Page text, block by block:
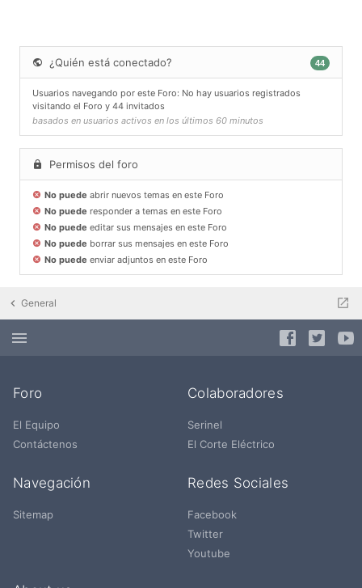
¿Quién está conectado? 44
Usuarios navegando por este Foro: No hay usuarios registrados
visitando el Foro y 44 invitados
basados en usuarios activos en los últimos 60 minutos
Permisos del foro
No puede abrir nuevos temas en este Foro
No puede responder a temas en este Foro
No puede editar sus mensajes en este Foro
No puede borrar sus mensajes en este Foro
No puede enviar adjuntos en este Foro
General
Foro
El Equipo
Contáctenos
Colaboradores
Serinel
El Corte Eléctrico
Navegación
Sitemap
Redes Sociales
Facebook
Twitter
Youtube